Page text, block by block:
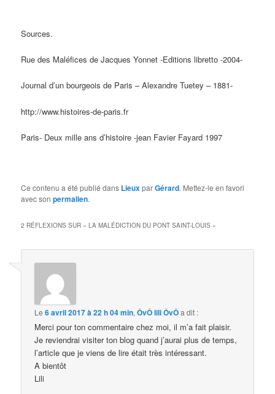
Sources.
Rue des Maléfices de Jacques Yonnet -Editions libretto -2004-
Journal d’un bourgeois de Paris – Alexandre Tuetey – 1881-
http://www.histoires-de-paris.fr
Paris- Deux mille ans d’histoire -jean Favier Fayard 1997
Ce contenu a été publié dans LieuxparGérard. Mettez-le en favori
avec sonpermalien.
2 RÉFLEXIONS SUR «LA MALÉDICTION DU PONT SAINT-LOUIS »
Le6 avril 2017 à 22 h 04 min,ÔvÔ lili ÔvÔa dit :
Merci pour ton commentaire chez moi, il m’a fait plaisir.
Je reviendrai visiter ton blog quand j’aurai plus de temps,
l’article que je viens de lire était très intéressant.
A bientôt
Lili